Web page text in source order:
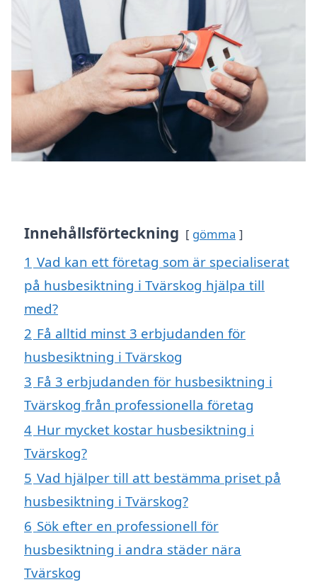
Innehållsförteckning gömma
1 Vad kan ett företag som är specialiserat
på husbesiktning i Tvärskog hjälpa till
med?
2 Få alltid minst 3 erbjudanden för
husbesiktning i Tvärskog
3 Få 3 erbjudanden för husbesiktning i
Tvärskog från professionella företag
4 Hur mycket kostar husbesiktning i
Tvärskog?
5 Vad hjälper till att bestämma priset på
husbesiktning i Tvärskog?
6 Sök efter en professionell för
husbesiktning i andra städer nära
Tvärskog